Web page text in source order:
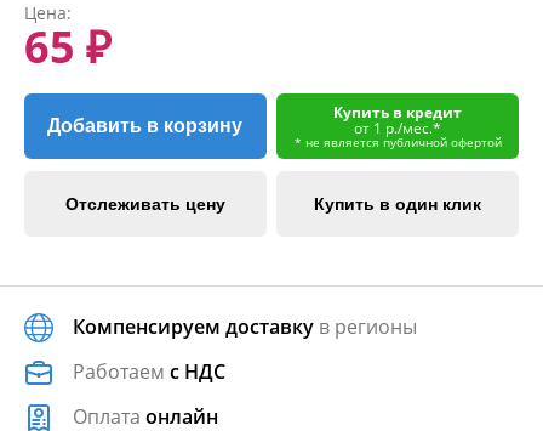
Цена:
65 ₽
Добавить в корзину
Купить в кредит
от 1 р./мес.*
* не является публичной офертой
Отслеживать цену Купить в один клик
Компенсируем доставку в регионы
Работаем с НДС
Оплата онлайн